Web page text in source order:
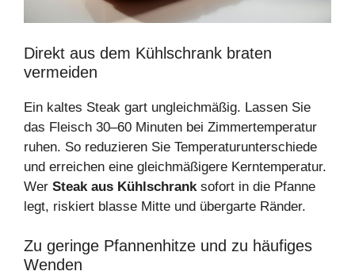
Direkt aus dem Kühlschrank braten
vermeiden
Ein kaltes Steak gart ungleichmäßig. Lassen Sie
das Fleisch 30–60 Minuten bei Zimmertemperatur
ruhen. So reduzieren Sie Temperaturunterschiede
und erreichen eine gleichmäßigere Kerntemperatur.
Wer Steak aus Kühlschranksofort in die Pfanne
legt, riskiert blasse Mitte und übergarte Ränder.
Zu geringe Pfannenhitze und zu häufiges
Wenden